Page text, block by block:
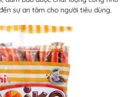
sự an tâm cho người tiêu dùng.